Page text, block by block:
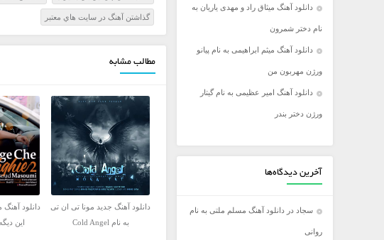
محسن ابراهیم زاده
محسن چاووشی
محمد رضا گلزار
محمد علیزاده
دانلود آهنگ میثاق راد و مهدی یاریان به
نام دختر شمرون
دانلود آهنگ میثم ابراهیمی به نام پیانو
ورژن مهربون من
دانلود آهنگ امیر عظیمی به نام گیتار
ورژن دختر بندر
آخرین دیدگاه‌ها
سجاد در دانلود آهنگ مسلم ملتی به نام
روانی
گذاشتن آهنگ در سايت هاي معتبر
مطالب مشابه
دانلود آهنگ جدید مونا تی ان تی
به نام Cold Angel
دانلود
این